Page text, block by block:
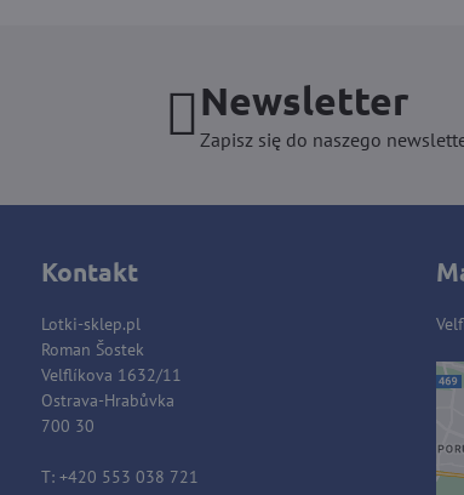
Newsletter
Zapisz się do naszego
Kontakt
Lotki-sklep.pl
Roman Šostek
Velflíkova 1632/11
Ostrava-Hrabůvka
700 30
T: +420 553 038 721